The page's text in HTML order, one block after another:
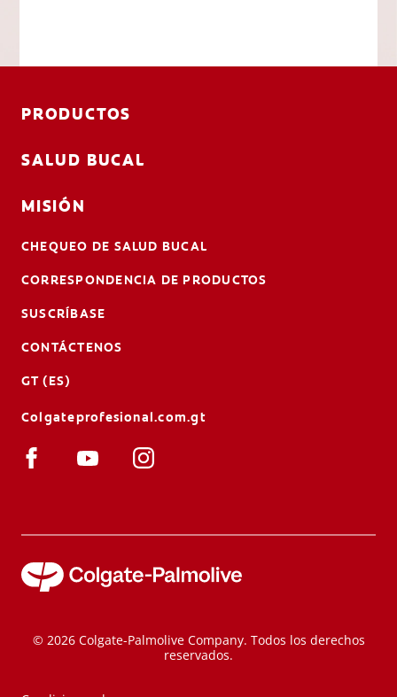
PRODUCTOS
SALUD BUCAL
MISIÓN
CHEQUEO DE SALUD BUCAL
CORRESPONDENCIA DE PRODUCTOS
SUSCRÍBASE
CONTÁCTENOS
GT (ES)
Colgateprofesional.com.gt
© 2026 Colgate-Palmolive Company. Todos los derechos
reservados.